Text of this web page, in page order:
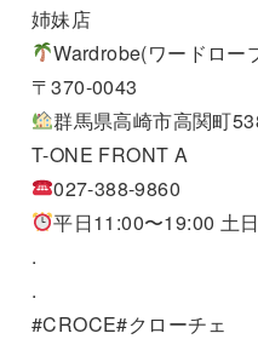
姉妹店
Wardrobe(ワードロー
〒370-0043
群馬県高崎市高関町
T-ONE FRONT A
027-388-9860
平日11:00〜19:00 土
.
.
#CROCE#クローチェ